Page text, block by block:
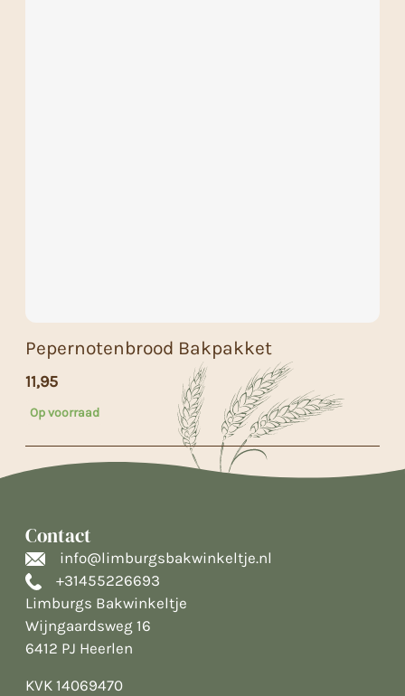
Pepernotenbrood Bakpakket
11,95
Op voorraad
Contact
info@limburgsbakwinkeltje.nl
+31455226693
Limburgs Bakwinkeltje
Wijngaardsweg 16
6412 PJ Heerlen
KVK 14069470